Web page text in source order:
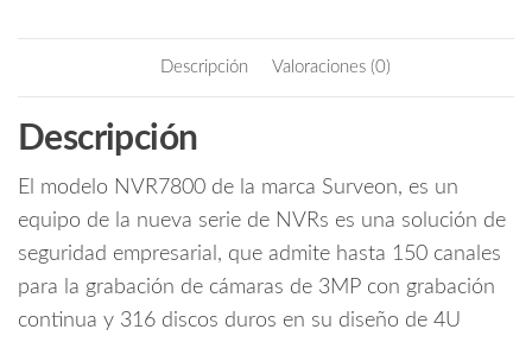
/
Hasta
150
ch
/
INTEL
XEON
E3
o
itt
ail
Descripción Valoraciones (0)
Descripción
El modelo NVR7800 de la marca Surveon, es un
equipo de la nueva serie de NVRs es una solución de
seguridad empresarial, que admite hasta 150 canales
para la grabación de cámaras de 3MP con grabación
continua y 316 discos duros en su diseño de 4U